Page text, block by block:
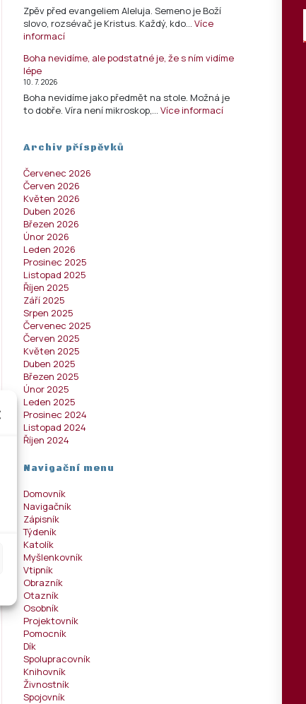
Zpěv před evangeliem Aleluja. Semeno je Boží
slovo, rozsévač je Kristus. Každý, kdo…Více
informací
Boha nevidíme, ale podstatné je, že s ním vidíme
lépe
10. 7. 2026
Boha nevidíme jako předmět na stole. Možná je
to dobře. Víra není mikroskop,…Více informací
Archiv příspěvků
Červenec 2026
Červen 2026
Květen 2026
Duben 2026
Březen 2026
Únor 2026
Leden 2026
Prosinec 2025
Listopad 2025
Říjen 2025
Září 2025
Srpen 2025
Červenec 2025
Červen 2025
Květen 2025
Duben 2025
Březen 2025
Únor 2025
Leden 2025
Prosinec 2024
Listopad 2024
Říjen 2024
Navigační menu
Domovník
Navigačník
Zápisník
Týdeník
Katolík
Myšlenkovník
Vtipník
Obrazník
Otazník
Osobník
Projektovník
Pomocník
Dík
Spolupracovník
Knihovník
Živnostník
Spojovník